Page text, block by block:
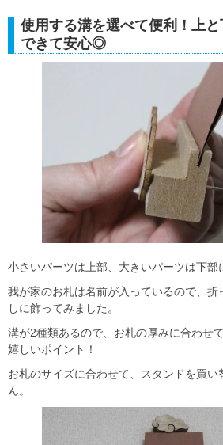
使用する溝を選べて便利！上
できて安心◎
小さいパーツは上部、大きいパーツは下部
我が家のお札は名前が入っているので、
しに飾ってみました。
溝が2種類あるので、お札の厚みに合わせ
嬉しいポイント！
お札のサイズに合わせて、スタンドを買
ん。